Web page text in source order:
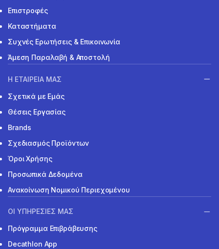
Επιστροφές
Καταστήματα
Συχνές Ερωτήσεις & Επικοινωνία
Άμεση Παραλαβή & Αποστολή
Η ΕΤΑΙΡΕΙΑ ΜΑΣ
Σχετικά με Εμάς
Θέσεις Εργασίας
Brands
Σχεδιασμός Προϊόντων
Όροι Χρήσης
Προσωπικά Δεδομένα
Ανακοίνωση Νομικού Περιεχομένου
ΟΙ ΥΠΗΡΕΣΙΕΣ ΜΑΣ
Πρόγραμμα Επιβράβευσης
Decathlon App